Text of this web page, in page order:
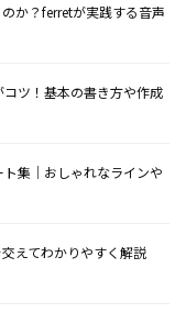
か？ferretが実践する音声
ツ！基本の書き方や作成
集｜おしゃれなラインや
えてわかりやすく解説